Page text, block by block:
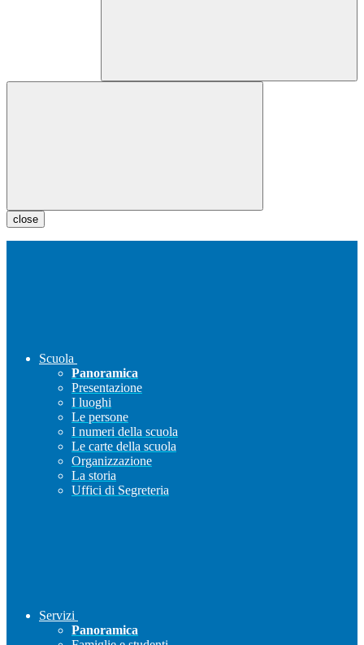
close
Scuola
Panoramica
Presentazione
I luoghi
Le persone
I numeri della scuola
Le carte della scuola
Organizzazione
La storia
Uffici di Segreteria
Servizi
Panoramica